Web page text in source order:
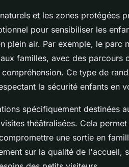
et les zones protégées
pour sensibiliser les
plein air. Par exemple, le parc
familles, avec des parcours
Ce type de
la sécurité enfants en
spécifiquement destinées
théâtralisées. Cela
une sortie en
sur la qualité de l'accueil,